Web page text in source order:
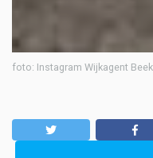
foto: Instagram Wijkagent